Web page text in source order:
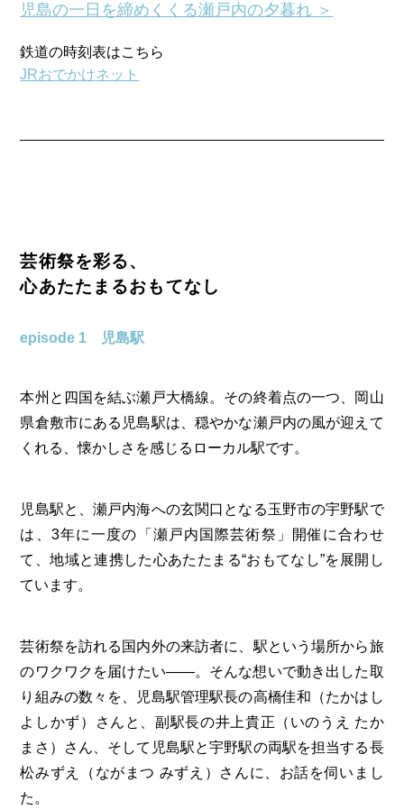
児島の一日を締めくくる瀬戸内の夕暮れ ＞
鉄道の時刻表はこちら
JRおでかけネット
芸術祭を彩る、
心あたたまるおもてなし
episode 1 児島駅
本州と四国を結ぶ瀬戸大橋線。その終着点の一つ、岡山
県倉敷市にある児島駅は、穏やかな瀬戸内の風が迎えて
くれる、懐かしさを感じるローカル駅です。
児島駅と、瀬戸内海への玄関口となる玉野市の宇野駅で
は、3年に一度の「瀬戸内国際芸術祭」開催に合わせ
て、地域と連携した心あたたまる“おもてなし”を展開し
ています。
芸術祭を訪れる国内外の来訪者に、駅という場所から旅
のワクワクを届けたい——。そんな想いで動き出した取
り組みの数々を、児島駅管理駅長の高橋佳和（たかはし
よしかず）さんと、副駅長の井上貴正（いのうえ たか
まさ）さん、そして児島駅と宇野駅の両駅を担当する長
松みずえ（ながまつ みずえ）さんに、お話を伺いまし
た。